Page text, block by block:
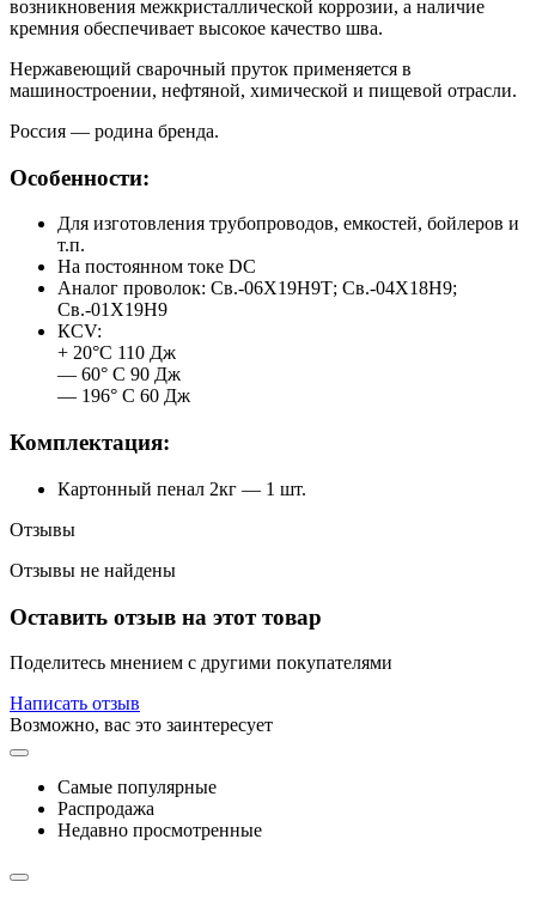
возникновения межкристаллической коррозии, а наличие
кремния обеспечивает высокое качество шва.
Нержавеющий сварочный пруток применяется в
машиностроении, нефтяной, химической и пищевой отрасли.
Россия — родина бренда.
Особенности:
Для изготовления трубопроводов, емкостей, бойлеров и
т.п.
На постоянном токе DC
Аналог проволок: Св.-06Х19Н9Т; Св.-04Х18Н9;
Св.-01Х19Н9
КCV:
+ 20°С 110 Дж
— 60° С 90 Дж
— 196° С 60 Дж
Комплектация:
Картонный пенал 2кг — 1 шт.
Отзывы
Отзывы не найдены
Оставить отзыв на этот товар
Поделитесь мнением с другими покупателями
Написать отзыв
Возможно, вас это заинтересует
Самые популярные
Распродажа
Недавно просмотренные